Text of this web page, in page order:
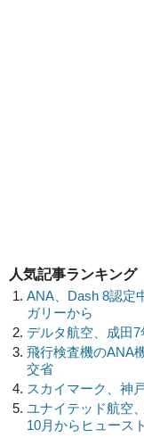
人気記事ランキング
ANA、Dash 8認定
ガリーから
デルタ航空、成田
飛行検査機のANA
交省
スカイマーク、神
ユナイテッド航空
10月からヒュース